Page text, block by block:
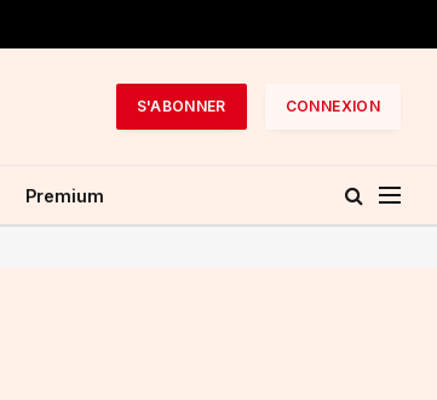
S'ABONNER CONNEXION
Premium